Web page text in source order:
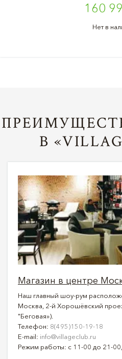
160
Нет в
В
Магазин в центре
Наш главный шоу-рум
Москва, 2-й Хорошёвский
"Беговая»).
Телефон: 8(495)150-19-18
E-mail: info@villageclub.ru
Режим работы: с 11-00 до 21-